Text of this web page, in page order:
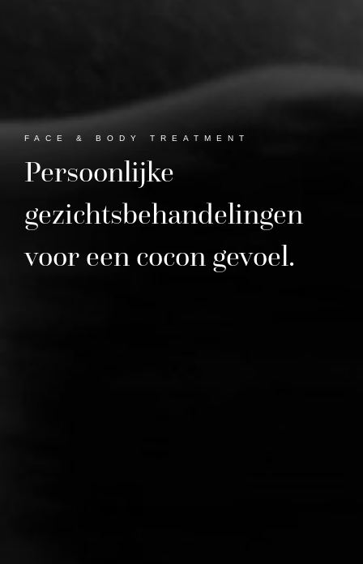
FACE & BODY TREATMENT
Persoonlijke
gezichtsbehandelingen
voor een cocon gevoel.